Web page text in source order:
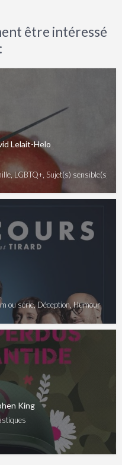
être intéressé
Lelait-Helo
LGBTQ+, Sujet(s) sensible(s),
ou série, Déception, Humour
King